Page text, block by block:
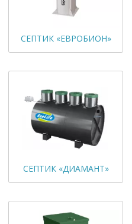
СЕПТИК «ЕВРОБИОН»
СЕПТИК «ДИАМАНТ»